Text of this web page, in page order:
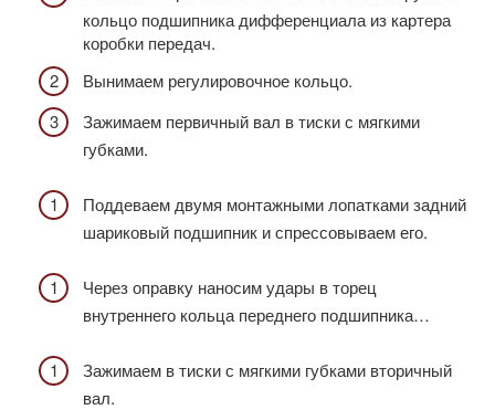
кольцо подшипника дифференциала из картера
коробки передач.
Вынимаем регулировочное кольцо.
Зажимаем первичный вал в тиски с мягкими
губками.
Поддеваем двумя монтажными лопатками задний
шариковый подшипник и спрессовываем его.
Через оправку наносим удары в торец
внутреннего кольца переднего подшипника…
Зажимаем в тиски с мягкими губками вторичный
вал.